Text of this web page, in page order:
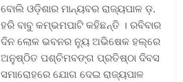
ବୋଲି ଓଡ଼ିଶାର ମାନ୍ୟବର ରାଜ୍ୟପାଳ ଡ଼.
ହରି ବାବୁ କମ୍ଭମପାଟି କହିଛନ୍ତି । ରବିବାର
ଦିନ ଲୋକ ଭବନର ନ୍ୟୁ ଅଭିଷେକ ହଲ୍‌ରେ
ଅନୁଷ୍ଠିତ ପଶ୍ଚିମବଙ୍ଗ ପ୍ରତିଷ୍ଠା ଦିବସ
ସମାରୋହରେ ଯୋଗ ଦେଇ ରାଜ୍ୟପାଳ